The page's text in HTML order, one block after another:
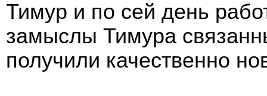
Тимур и по сей день
замыслы Тимура
получили качественно